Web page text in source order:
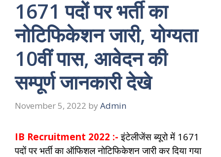
1671 पदों पर भर्ती का
नोटिफिकेशन जारी, योग्यता
10वीं पास, आवेदन की
सम्पूर्ण जानकारी देखे
November 5, 2022 by Admin
IB Recruitment 2022 :- इंटेलीजेंस ब्यूरो में 1671
पदों पर भर्ती का ऑफिशल नोटिफिकेशन जारी कर दिया गया